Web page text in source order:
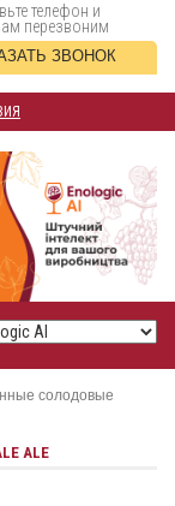
телефон и
перезвоним
ЗВОНОК
солодовые
ALE